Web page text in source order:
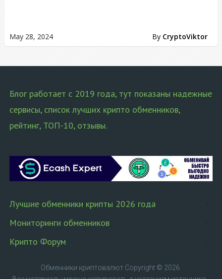
May 28, 2024 By CryptoViktor
Блог работает с 2019 года, тут показаны надежные
сервисы, список лучших крипто обменников,
рейтинг, ТОП-10, отзывы.
Лучшие обменники крипты 2026 года
Мониторинги обменников
Крипто Форум
Обменники криптовалютCopyright © 2026.